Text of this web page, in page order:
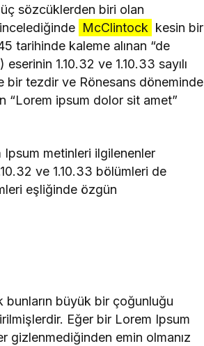
sözcüklerden biri olan
McClintock kesin bir
tarihinde kaleme alınan “de
1.10.32 ve 1.10.33 sayılı
bir tezdir ve Rönesans döneminde
“Lorem ipsum dolor sit amet”
Ipsum metinleri ilgilenenler
ve 1.10.33 bölümleri de
eşliğinde özgün
bunların büyük bir çoğunluğu
Eğer bir Lorem Ipsum
gizlenmediğinden emin olmanız